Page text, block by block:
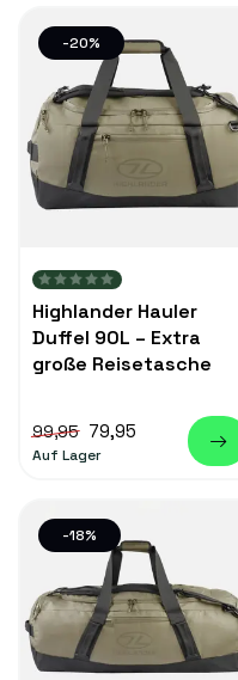
-20%
Highlander Hauler
Duffel 90L – Extra
große Reisetasche
99,95 79,95
Auf Lager
-18%